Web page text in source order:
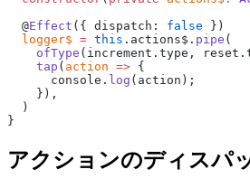
  @
Effect ({ dispatch: false })
  logger$
= this .actions$. pipe (
    ofType
(increment.type,
    tap
( action => {
      console.
log (action);
    }),
  )
}
アクションのディスパ